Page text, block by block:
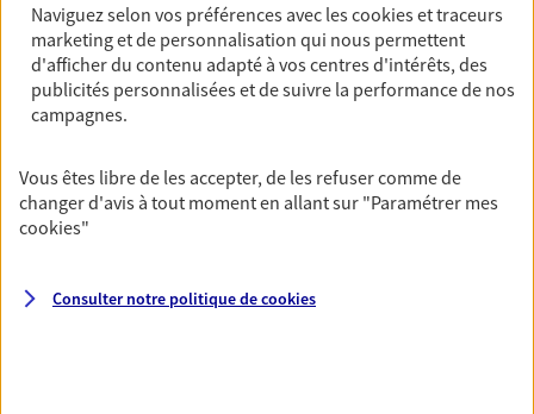
Gagnez en simplicité et en sérénité avec votre
assurance multirisque entreprise. Un contrat
unique pour protéger vos locaux, matériels pro,
équipements et stocks… sans oublier votre
responsabilité civile.
DEMANDER UN DEVIS
VOIR TOUTES NOS OFFRES
Naviguez selon vos préférences avec lescookies et traceurs
marketing et de personnalisation qui nous permettent
d'afficher du contenu adapté à vos centres d'intérêts, des
publicités personnalisées et de suivre la performance de nos
campagnes.
Vous êtes libre de les accepter, de les refuser comme de
changer d'avis à tout moment en allant sur "Paramétrer mes
cookies"
Consulter notre politique decookies